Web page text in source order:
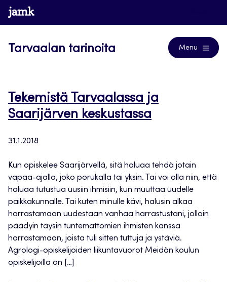
Siirry
suoraan
www.jamk.fi
Tarvaalan tarinoita Menu
Tekemistä Tarvaalassa ja
Saarijärven keskustassa
31.1.2018
Kun opiskelee Saarijärvellä, sitä haluaa tehdä jotain
vapaa-ajalla, joko porukalla tai yksin. Tai voi olla niin, että
haluaa tutustua uusiin ihmisiin, kun muuttaa uudelle
paikkakunnalle. Tai kuten minulle kävi, halusin alkaa
harrastamaan uudestaan vanhaa harrastustani, jolloin
päädyin täysin tuntemattomien ihmisten kanssa
harrastamaan, joista tuli sitten tuttuja ja ystäviä.
Agrologi-opiskelijoiden liikuntavuorot Meidän koulun
opiskelijoilla on […]